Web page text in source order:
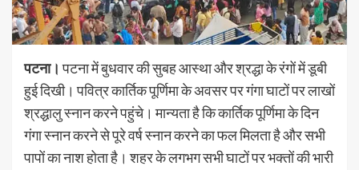
पटना। पटना में बुधवार की सुबह आस्था और श्रद्धा के रंगों में डूबी
हुई दिखी। पवित्र कार्तिक पूर्णिमा के अवसर पर गंगा घाटों पर लाखों
श्रद्धालु स्नान करने पहुंचे। मान्यता है कि कार्तिक पूर्णिमा के दिन
गंगा स्नान करने से पूरे वर्ष स्नान करने का फल मिलता है और सभी
पापों का नाश होता है। शहर के लगभग सभी घाटों पर भक्तों की भारी